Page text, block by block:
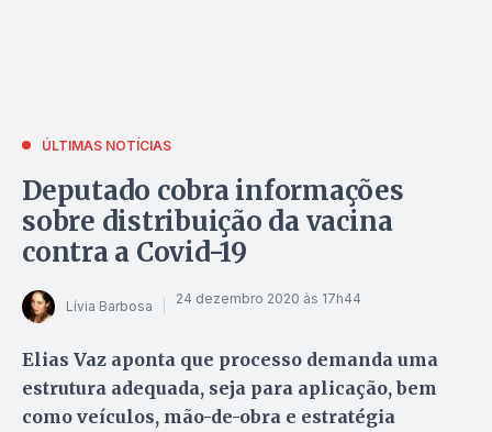
ÚLTIMAS NOTÍCIAS
Deputado cobra informações
sobre distribuição da vacina
contra a Covid-19
Lívia Barbosa 24 dezembro 2020 às 17h44
Elias Vaz aponta que processo demanda uma
estrutura adequada, seja para aplicação, bem
como veículos, mão-de-obra e estratégia